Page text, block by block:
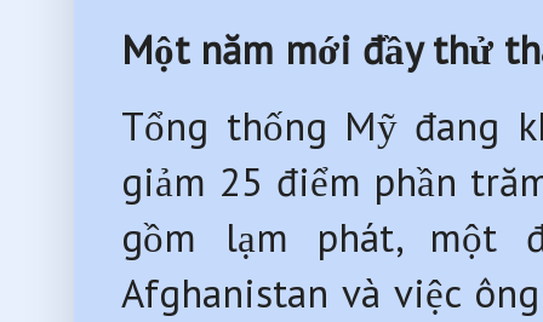
Một năm mới đầy thử
Tổng thống Mỹ đang
giảm 25 điểm phần
gồm lạm phát, một
Afghanistan và việc